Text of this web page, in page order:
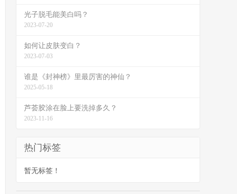
光子脱毛能美白吗？
2023-07-20
如何让皮肤变白？
2023-07-03
谁是《封神榜》里最厉害的神仙？
2025-05-18
芦荟胶涂在脸上要洗掉多久？
2023-11-16
热门标签
暂无标签！